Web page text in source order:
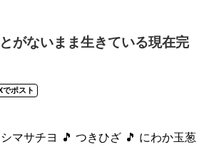
がないまま生きている現在完
でポスト
マサチヨ 🎵 つきひざ 🎵 にわか玉葱